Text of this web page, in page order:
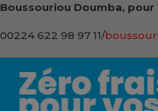
Boussouriou Doumba, pour
00224 622 98 97 11/